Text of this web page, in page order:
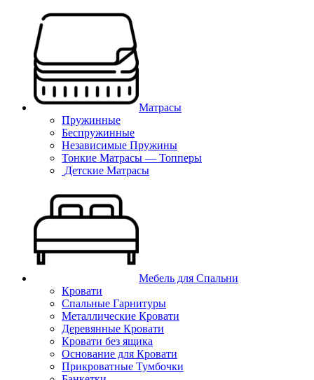
Матрасы
Пружинные
Беспружинные
Независимые Пружины
Тонкие Матрасы — Топперы
Детские Матрасы
Мебель для Спальни
Кровати
Спальные Гарнитуры
Металлические Кровати
Деревянные Кровати
Кровати без ящика
Основание для Кровати
Прикроватные Тумбочки